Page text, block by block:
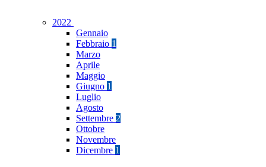
2022
Gennaio
Febbraio 1
Marzo
Aprile
Maggio
Giugno 1
Luglio
Agosto
Settembre 2
Ottobre
Novembre
Dicembre 1